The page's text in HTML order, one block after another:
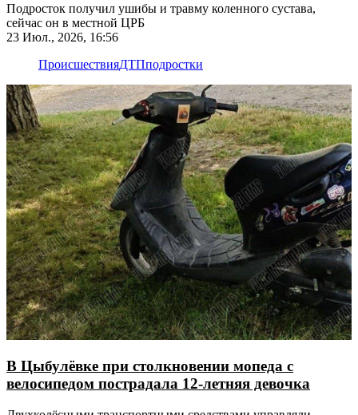
Подросток получил ушибы и травму коленного сустава,
сейчас он в местной ЦРБ
23 Июл., 2026, 16:56
ПроисшествияДТПподростки
В Цыбулёвке при столкновении мопеда с
велосипедом пострадала 12-летняя девочка